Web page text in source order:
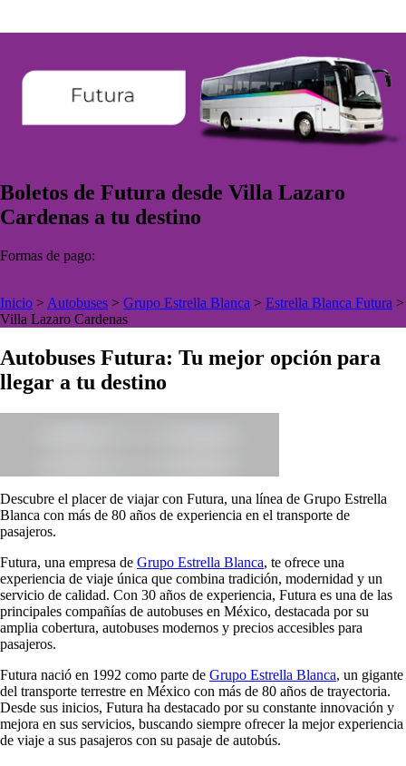
Boletos de Futura desde Villa Lazaro
Cardenas a tu destino
Formas de pago:
Inicio > Autobuses > Grupo Estrella Blanca > Estrella Blanca Futura >
Villa Lazaro Cardenas
Autobuses Futura: Tu mejor opción para
llegar a tu destino
Descubre el placer de viajar con Futura, una línea de Grupo Estrella
Blanca con más de 80 años de experiencia en el transporte de
pasajeros.
Futura, una empresa de Grupo Estrella Blanca, te ofrece una
experiencia de viaje única que combina tradición, modernidad y un
servicio de calidad. Con 30 años de experiencia, Futura es una de las
principales compañías de autobuses en México, destacada por su
amplia cobertura, autobuses modernos y precios accesibles para
pasajeros.
Futura nació en 1992 como parte de Grupo Estrella Blanca, un gigante
del transporte terrestre en México con más de 80 años de trayectoria.
Desde sus inicios, Futura ha destacado por su constante innovación y
mejora en sus servicios, buscando siempre ofrecer la mejor experiencia
de viaje a sus pasajeros con su pasaje de autobús.